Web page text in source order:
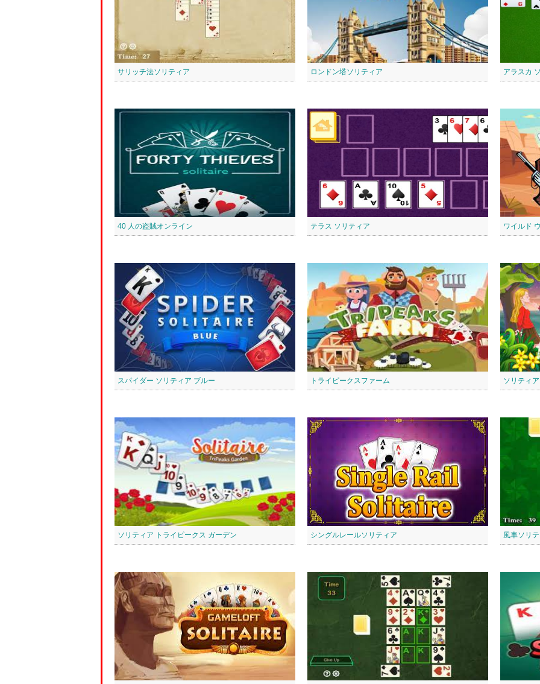
サリッチ法ソリティア ロンドン塔ソリティア アラスカ
40 人の盗賊オンライン テラス ソリティア ワイルド
スパイダー ソリティア ブルー トライピークスファーム ソリティ
ソリティア トライピークス ガーデン シングルレールソリティア 風車ソリ